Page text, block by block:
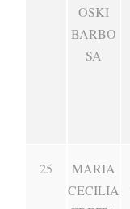
OSKI
BARBO
SA
25
MARIA
CECILIA